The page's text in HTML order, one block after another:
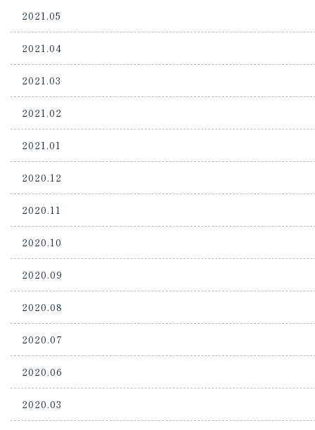
2021.05
2021.04
2021.03
2021.02
2021.01
2020.12
2020.11
2020.10
2020.09
2020.08
2020.07
2020.06
2020.03